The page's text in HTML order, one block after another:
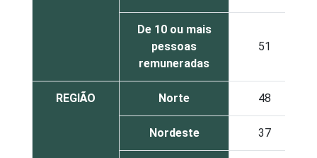
De 10 ou mais
pessoas
remuneradas
51
REGIÃO Norte 48
Nordeste 37